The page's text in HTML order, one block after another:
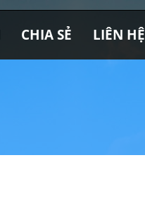
CHIA SẺ LIÊN HỆ